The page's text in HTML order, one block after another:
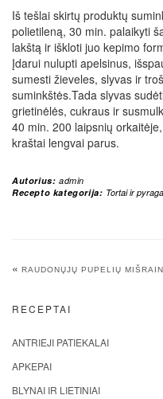
Iš tešlai skirtų produktų
polietileną, 30 min. palaikyti
lakštą ir iškloti juo kepimo
Įdarui nulupti apelsinus,
sumesti žieveles, slyvas ir
suminkštės.Tada slyvas
grietinėlės, cukraus ir
40 min. 200 laipsnių
kraštai lengvai parus.
Autorius: admin
Recepto kategorija: Tortai ir
« RAUDONŲJŲ PUPELIŲ
RECEPTAI
ANTRIEJI PATIEKALAI
APKEPAI
BLYNAI IR LIETINIAI